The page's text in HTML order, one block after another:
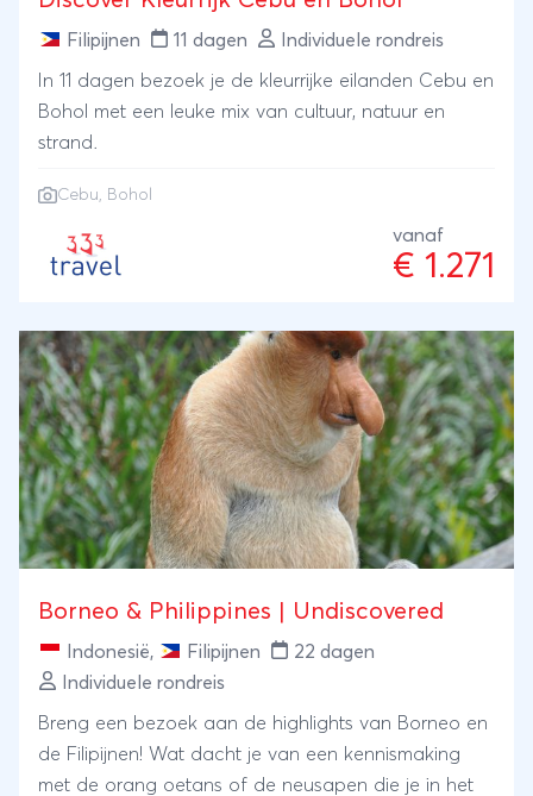
Filipijnen 11 dagen Individuele rondreis
In 11 dagen bezoek je de kleurrijke eilanden Cebu en
Bohol met een leuke mix van cultuur, natuur en
strand.
Cebu, Bohol
vanaf
€ 1.271
Borneo & Philippines | Undiscovered
Indonesië, Filipijnen
22 dagen
Individuele rondreis
Breng een bezoek aan de highlights van Borneo en
de Filipijnen! Wat dacht je van een kennismaking
met de orang oetans of de neusapen die je in het